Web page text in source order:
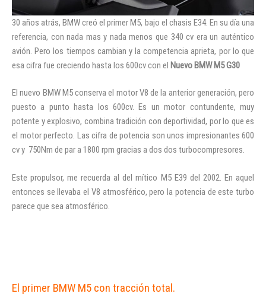
Iniciar sesión
INICIAR SESIÓN
¿Ha olvidado la contraseña?
30 años atrás, BMW creó el primer M5, bajo el chasis E34. En su día una
referencia, con nada mas y nada menos que 340 cv era un auténtico
avión. Pero los tiempos cambian y la competencia aprieta, por lo que
esa cifra fue creciendo hasta los 600cv con el Nuevo BMW M5 G30
El nuevo BMW M5 conserva el motor V8 de la anterior generación, pero
puesto a punto hasta los 600cv. Es un motor contundente, muy
potente y explosivo, combina tradición con deportividad, por lo que es
el motor perfecto. Las cifra de potencia son unos impresionantes 600
cv y 750Nm de par a 1800 rpm gracias a dos dos turbocompresores.
Este propulsor, me recuerda al del mítico M5 E39 del 2002. En aquel
entonces se llevaba el V8 atmosférico, pero la potencia de este turbo
parece que sea atmosférico.
El primer BMW M5 con tracción total.